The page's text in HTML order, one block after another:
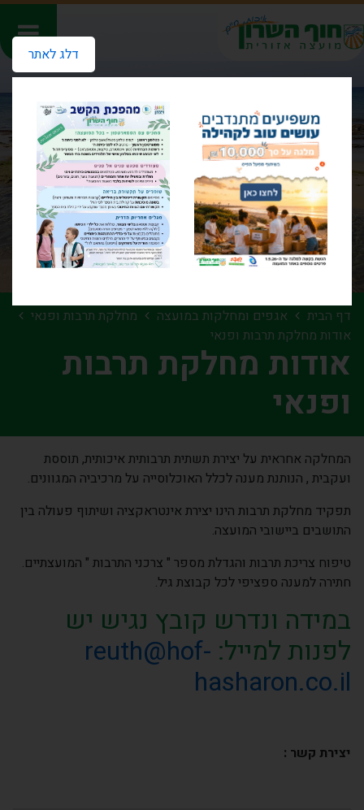
דלג לאתר
דף הבית אגפים ומחלקות במועצה
מחלקת תרבות ופנאי
אודות מחלקת תרבות ופנאי
אודות מחלקת תרבות
ופנאי
המחלקה אחראית על יצירת תשתית תרבותית איכותית, תוססת
ועקבית , הנותנת מענה לכלל האוכלוסייה על מרכיביה המגוונים.
תפקיד מחלקת תרבות הינו יצירת אינטראקציה ושיתוף פעולה בין
התושבים ביישובי המועצה.
טיפוח צריכת תרבות והגדלת מספר " צרכני התרבות " המועצתיים.
חתירה למענה ספציפי לכל קבוצת גיל.
במידה ונדרש קובץ נגיש יש
לפנות למייל: reuth@hof-
hasharon.co.il
יצירת קשר :